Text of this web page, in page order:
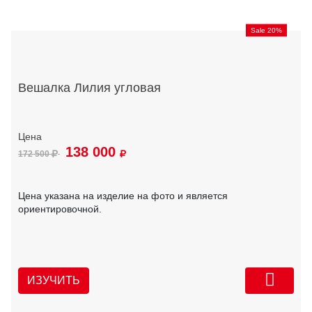
Sale 20%
Вешалка Лилия угловая
172 500 138 000
Цена указана на изделие на фото и является
ориентировочной.
ИЗУЧИТЬ